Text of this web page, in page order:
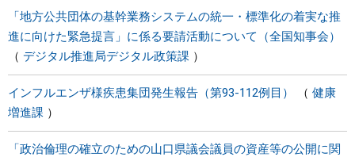
「地方公共団体の基幹業務システムの統一・標準化の着実な推
進に向けた緊急提言」に係る要請活動について（全国知事会）
デジタル推進局デジタル政策課
インフルエンザ様疾患集団発生報告（第93-112例目）
健康
増進課
「政治倫理の確立のための山口県議会議員の資産等の公開に関